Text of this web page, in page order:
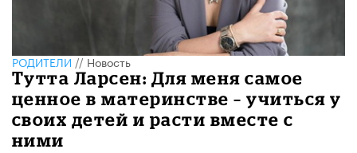
РОДИТЕЛИ//Новость
Тутта Ларсен: Для меня самое
ценное в материнстве – учиться у
своих детей и расти вместе с
ними